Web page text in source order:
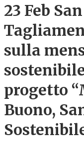
23 Feb
sulla
progetto
Buono,